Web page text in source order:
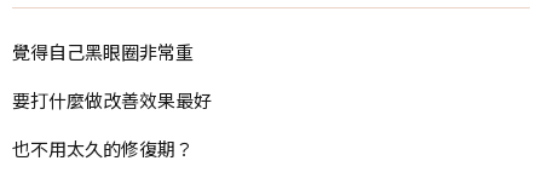
覺得自己黑眼圈非常重
要打什麼做改善效果最好
也不用太久的修復期？